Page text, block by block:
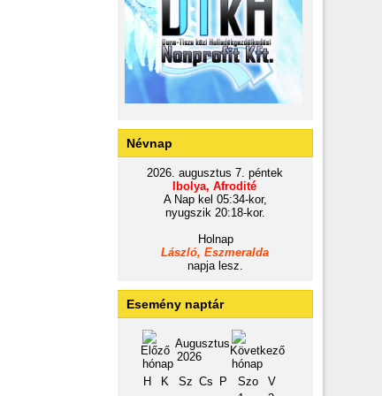
Névnap
2026. augusztus 7. péntek
Ibolya, Afrodité
A Nap kel 05:34-kor,
nyugszik 20:18-kor.
Holnap
László, Eszmeralda
napja lesz.
Esemény naptár
Augusztus
2026
H
K Sz Cs P Szo
V